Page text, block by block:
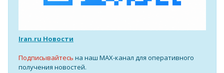
Iran.ru Новости
Подписывайтесь на наш MAX-канал для оперативного
получения новостей.